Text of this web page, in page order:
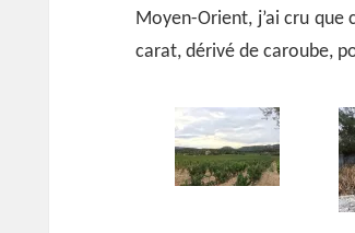
Moyen-Orient, j’ai cru que
carat, dérivé de caroube,